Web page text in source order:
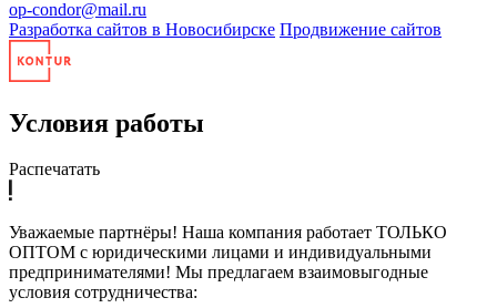
op-condor@mail.ru
Разработка сайтов в Новосибирске Продвижение сайтов
Условия работы
Распечатать
Уважаемые партнёры! Наша компания работает ТОЛЬКО
ОПТОМ с юридическими лицами и индивидуальными
предпринимателями! Мы предлагаем взаимовыгодные
условия сотрудничества: